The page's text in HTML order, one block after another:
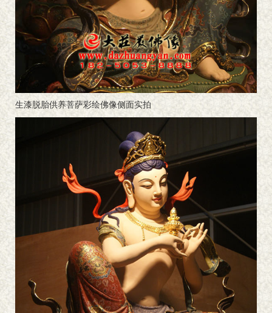
生漆脱胎供养菩萨彩绘佛像侧面实拍